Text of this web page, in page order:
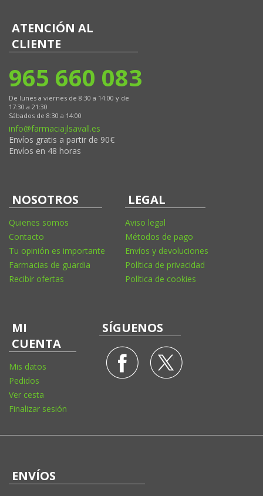
ATENCIÓN AL
CLIENTE
965 660 083
De lunes a viernes de 8:30 a 14:00 y de
17:30 a 21:30
Sábados de 8:30 a 14:00
info@farmaciajlsavall.es
Envíos gratis a partir de 90€
Envíos en 48 horas
NOSOTROS
Quienes somos
Contacto
Tu opinión es importante
Farmacias de guardia
Recibir ofertas
LEGAL
Aviso legal
Métodos de pago
Envíos y devoluciones
Política de privacidad
Política de cookies
MI
CUENTA
Mis datos
Pedidos
Ver cesta
Finalizar sesión
SÍGUENOS
ENVÍOS